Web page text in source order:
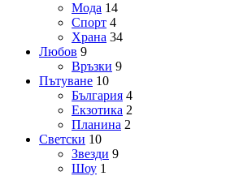
Мода 14
Спорт 4
Храна 34
Любов 9
Връзки 9
Пътуване 10
България 4
Екзотика 2
Планина 2
Светски 10
Звезди 9
Шоу 1